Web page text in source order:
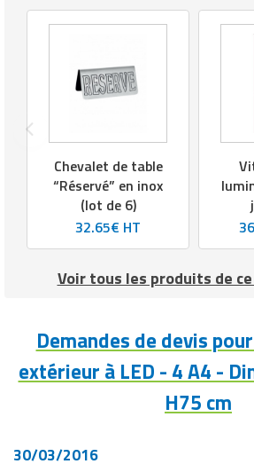
Chevalet de table
“Réservé” en inox
(lot de 6)
32.65€ HT
Voir tous les produits de
Demandes de devis
extérieur à LED - 4 A4 -
H75 cm
30/03/2016